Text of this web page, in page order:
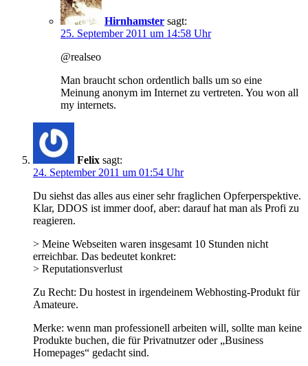
Hirnhamster sagt:
25. September 2011 um 14:58 Uhr
@realseo
Man braucht schon ordentlich balls um so eine
Meinung anonym im Internet zu vertreten. You won all
my internets.
Felix sagt:
24. September 2011 um 01:54 Uhr
Du siehst das alles aus einer sehr fraglichen Opferperspektive.
Klar, DDOS ist immer doof, aber: darauf hat man als Profi zu
reagieren.
> Meine Webseiten waren insgesamt 10 Stunden nicht
erreichbar. Das bedeutet konkret:
> Reputationsverlust
Zu Recht: Du hostest in irgendeinem Webhosting-Produkt für
Amateure.
Merke: wenn man professionell arbeiten will, sollte man keine
Produkte buchen, die für Privatnutzer oder „Business
Homepages“ gedacht sind.